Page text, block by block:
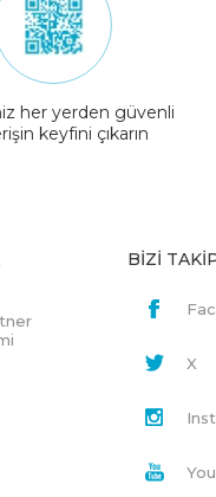
her yerden güvenli
keyfini çıkarın
BİZİ
X